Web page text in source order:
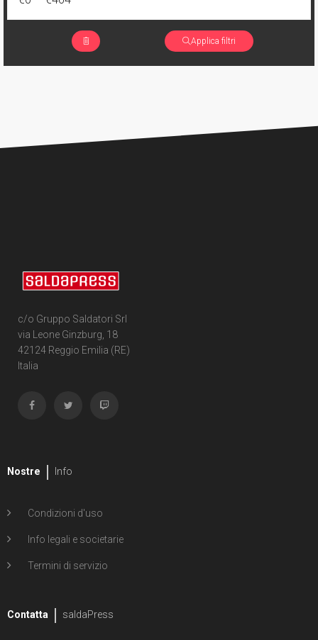
Applica filtri
c/o Gruppo Saldatori Srl
via Leone Ginzburg, 18
42124 Reggio Emilia (RE)
Italia
Nostre Info
Condizioni d'uso
Info legali e societarie
Termini di servizio
Contatta saldaPress